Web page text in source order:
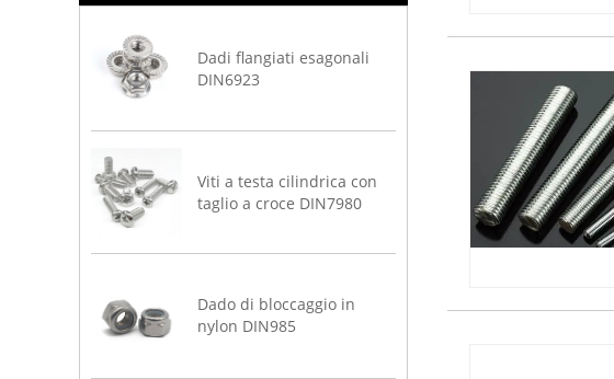
Dadi flangiati esagonali
DIN6923
Viti a testa cilindrica con
taglio a croce DIN7980
Dado di bloccaggio in
nylon DIN985